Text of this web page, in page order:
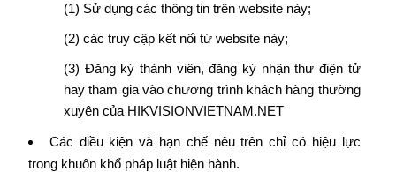
(1) Sử dụng các thông tin trên website này;
(2) các truy cập kết nối từ website này;
(3) Đăng ký thành viên, đăng ký nhận thư điện tử
hay tham gia vào chương trình khách hàng thường
xuyên của HIKVISIONVIETNAM.NET
Các điều kiện và hạn chế nêu trên chỉ có hiệu lực
trong khuôn khổ pháp luật hiện hành.